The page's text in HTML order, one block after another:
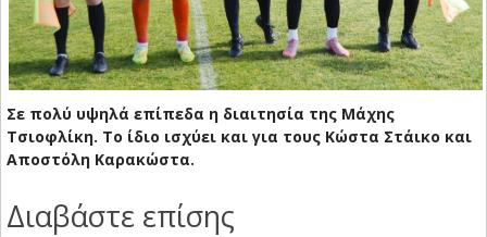
Σε πολύ υψηλά επίπεδα η διαιτησία της Μάχης
Τσιοφλίκη. Το ίδιο ισχύει και για τους Κώστα Στάικο και
Αποστόλη Καρακώστα.
Διαβάστε επίσης